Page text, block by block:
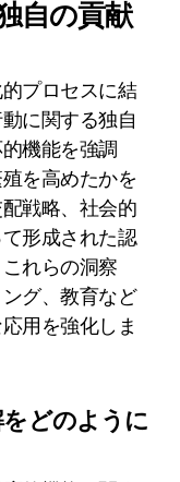
自の貢献
プロセスに結
に関する独自
を高めたかを
戦略、社会的
形成された認